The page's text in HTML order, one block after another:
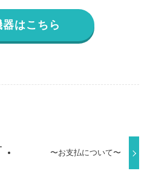
器はこちら
〜お支払について〜